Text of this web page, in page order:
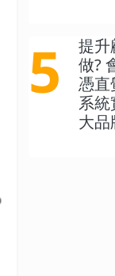
5
提升
做?
憑直
系統
大品